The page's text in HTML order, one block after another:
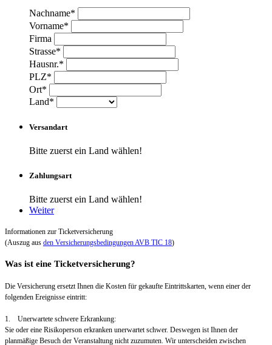
Nachname*
Vorname*
Firma
Strasse*
Hausnr.*
PLZ*
Ort*
Land*
Versandart
Bitte zuerst ein Land wählen!
Zahlungsart
Bitte zuerst ein Land wählen!
Weiter
Informationen zur Ticketversicherung
(Auszug aus den Versicherungsbedingungen AVB TIC 18)
Was ist eine Ticketversicherung?
Die Versicherung ersetzt Ihnen die Kosten für gekaufte Eintrittskarten, wenn einer der
folgenden Ereignisse eintritt:
1. Unerwartete schwere Erkrankung:
Sie oder eine Risikoperson erkranken unerwartet schwer. Deswegen ist Ihnen der
planmäßige Besuch der Veranstaltung nicht zuzumuten. Wir unterscheiden zwischen